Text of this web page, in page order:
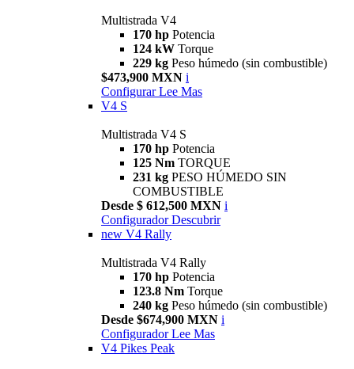
Multistrada V4
170 hp Potencia
124 kW Torque
229 kg Peso húmedo (sin combustible)
$473,900 MXN i
Configurar Lee Mas
V4 S
Multistrada V4 S
170 hp Potencia
125 Nm TORQUE
231 kg PESO HÚMEDO SIN
COMBUSTIBLE
Desde $ 612,500 MXN i
Configurador Descubrir
new V4 Rally
Multistrada V4 Rally
170 hp Potencia
123.8 Nm Torque
240 kg Peso húmedo (sin combustible)
Desde $674,900 MXN i
Configurador Lee Mas
V4 Pikes Peak